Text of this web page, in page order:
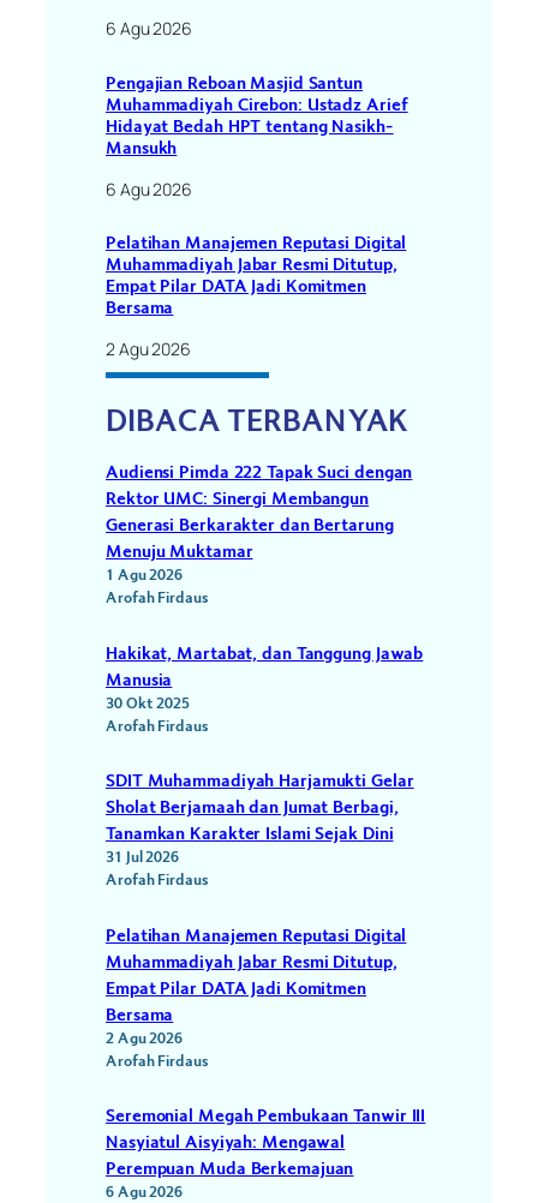
6 Agu 2026
Pengajian Reboan Masjid Santun
Muhammadiyah Cirebon: Ustadz Arief
Hidayat Bedah HPT tentang Nasikh-
Mansukh
6 Agu 2026
Pelatihan Manajemen Reputasi Digital
Muhammadiyah Jabar Resmi Ditutup,
Empat Pilar DATA Jadi Komitmen
Bersama
2 Agu 2026
DIBACA TERBANYAK
Audiensi Pimda 222 Tapak Suci dengan
Rektor UMC: Sinergi Membangun
Generasi Berkarakter dan Bertarung
Menuju Muktamar
1 Agu 2026
Arofah Firdaus
Hakikat, Martabat, dan Tanggung Jawab
Manusia
30 Okt 2025
Arofah Firdaus
SDIT Muhammadiyah Harjamukti Gelar
Sholat Berjamaah dan Jumat Berbagi,
Tanamkan Karakter Islami Sejak Dini
31 Jul 2026
Arofah Firdaus
Pelatihan Manajemen Reputasi Digital
Muhammadiyah Jabar Resmi Ditutup,
Empat Pilar DATA Jadi Komitmen
Bersama
2 Agu 2026
Arofah Firdaus
Seremonial Megah Pembukaan Tanwir III
Nasyiatul Aisyiyah: Mengawal
Perempuan Muda Berkemajuan
6 Agu 2026